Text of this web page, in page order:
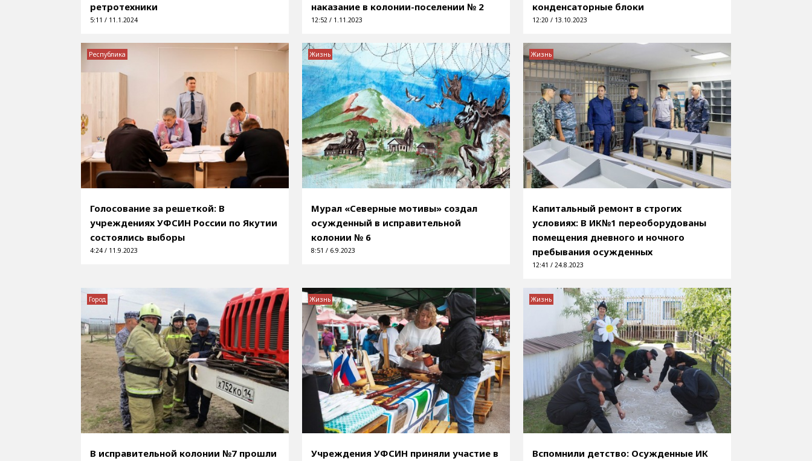
ретротехники
5:11 / 11.1.2024
наказание в колонии-поселении № 2
12:52 / 1.11.2023
конденсаторные блоки
12:20 / 13.10.2023
Голосование за решеткой: В
учреждениях УФСИН России по Якутии
состоялись выборы
4:24 / 11.9.2023
Республика
Мурал «Северные мотивы» создал
осужденный в исправительной
колонии № 6
8:51 / 6.9.2023
Жизнь
Капитальный ремонт в строгих
условиях: В ИК№1 переоборудованы
помещения дневного и ночного
пребывания осужденных
12:41 / 24.8.2023
Жизнь
В исправительной колонии №7 прошли
Город
Учреждения УФСИН приняли участие в
Жизнь
Вспомнили детство: Осужденные ИК
Жизнь